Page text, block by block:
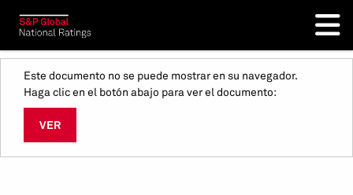
Este documento no se puede mostrar en su navegador.
Haga clic en el botón abajo para ver el documento:
VER